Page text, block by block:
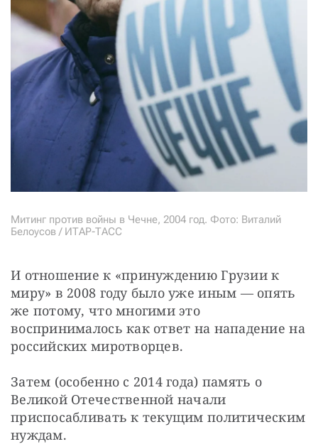
Митинг против войны в Чечне, 2004 год. Фото: Виталий
Белоусов / ИТАР-ТАСС
И отношение к «принуждению Грузии к
миру» в 2008 году было уже иным — опять
же потому, что многими это
воспринималось как ответ на нападение на
российских миротворцев.
Затем (особенно с 2014 года) память о
Великой Отечественной начали
приспосабливать к текущим политическим
нуждам.